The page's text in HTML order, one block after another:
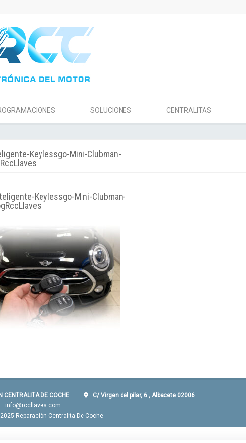
SOLUCIONES CENTRALITAS
Keylessgo-Mini-Clubman-
Keylessgo-Mini-Clubman-
CENTRALITA DE COCHE
C/ Virgen del pilar, 6 , Albacete 02006
info@rccllaves.com
Reparación Centralita De Coche